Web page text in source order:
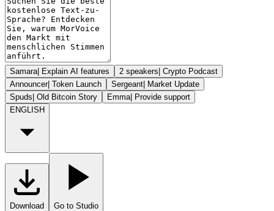
Samara| Explain AI features 2 speakers| Crypto Podcast
Announcer| Token Launch Sergeant| Market Update
Spuds| Old Bitcoin Story Emma| Provide support
ENGLISH
Download Go to Studio